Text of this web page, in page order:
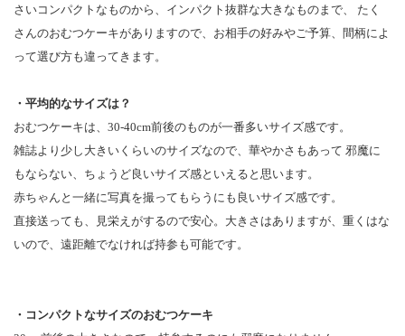
さいコンパクトなものから、インパクト抜群な大きなものまで、 たく
さんのおむつケーキがありますので、お相手の好みやご予算、間柄によ
って選び方も違ってきます。
・平均的なサイズは？
おむつケーキは、30-40cm前後のものが一番多いサイズ感です。
雑誌より少し大きいくらいのサイズなので、華やかさもあって 邪魔に
もならない、ちょうど良いサイズ感といえると思います。
赤ちゃんと一緒に写真を撮ってもらうにも良いサイズ感です。
直接送っても、見栄えがするので安心。大きさはありますが、重くはな
いので、遠距離でなければ持参も可能です。
・コンパクトなサイズのおむつケーキ